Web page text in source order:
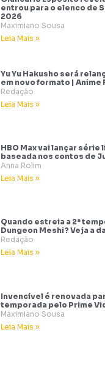
entrou para o elenco de
2026
Maximiano Sousa
Leia Mais »
Yu Yu Hakusho será
em novo formato | Anime
Redação
Leia Mais »
HBO Max vai lançar
baseada nos contos de
Anna Rolim
Leia Mais »
Quando estreia a 2ª
Dungeon Meshi? Veja a
Redação
Leia Mais »
Invencível é renovada
temporada pelo Prime
Maximiano Sousa
Leia Mais »